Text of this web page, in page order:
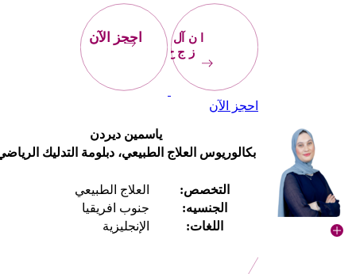
احجز
الآن احجز الآن
احجز الآن
ياسمين ديردن
بكالوريوس العلاج الطبيعي، دبلومة التدليك
التخصص:
العلاج الطبيعي
الجنسيه:
جنوب افريقيا
اللغات:
الإنجليزية